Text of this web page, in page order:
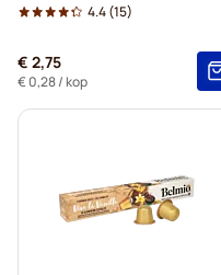
4.4(15)
€ 2,75
€ 0,28/ kop